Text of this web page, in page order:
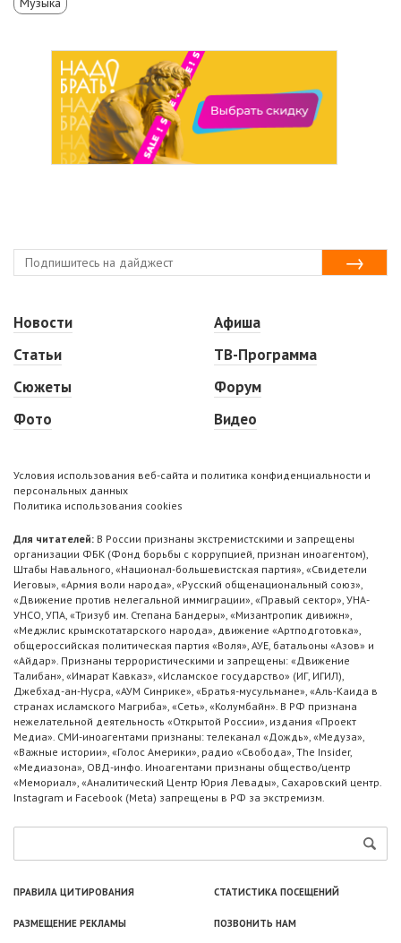
Новости
Статьи
Сюжеты
Фото
Афиша
ТВ-Программа
Форум
Видео
Условия использования веб-сайта и политика конфиденциальности и
персональных данных
Политика использования cookies
Для читателей: В России признаны экстремистскими и запрещены
организации ФБК (Фонд борьбы с коррупцией, признан иноагентом),
Штабы Навального, «Национал-большевистская партия», «Свидетели
Иеговы», «Армия воли народа», «Русский общенациональный союз»,
«Движение против нелегальной иммиграции», «Правый сектор», УНА-
УНСО, УПА, «Тризуб им. Степана Бандеры», «Мизантропик дивижн»,
«Меджлис крымскотатарского народа», движение «Артподготовка»,
общероссийская политическая партия «Воля», АУЕ, батальоны «Азов» и
«Айдар». Признаны террористическими и запрещены: «Движение
Талибан», «Имарат Кавказ», «Исламское государство» (ИГ, ИГИЛ),
Джебхад-ан-Нусра, «АУМ Синрике», «Братья-мусульмане», «Аль-Каида в
странах исламского Магриба», «Сеть», «Колумбайн». В РФ признана
нежелательной деятельность «Открытой России», издания «Проект
Медиа». СМИ-иноагентами признаны: телеканал «Дождь», «Медуза»,
«Важные истории», «Голос Америки», радио «Свобода», The Insider,
«Медиазона», ОВД-инфо. Иноагентами признаны общество/центр
«Мемориал», «Аналитический Центр Юрия Левады», Сахаровский центр.
Instagram и Facebook (Metа) запрещены в РФ за экстремизм.
ПРАВИЛА ЦИТИРОВАНИЯ СТАТИСТИКА ПОСЕЩЕНИЙ
РАЗМЕЩЕНИЕ РЕКЛАМЫ ПОЗВОНИТЬ НАМ